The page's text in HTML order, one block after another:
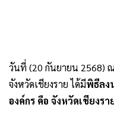
วันที่ (20 กันยายน 2568) ณ
จังหวัดเชียงราย ได้มีพิธีลง
องค์กร คือ จังหวัดเชียงรา